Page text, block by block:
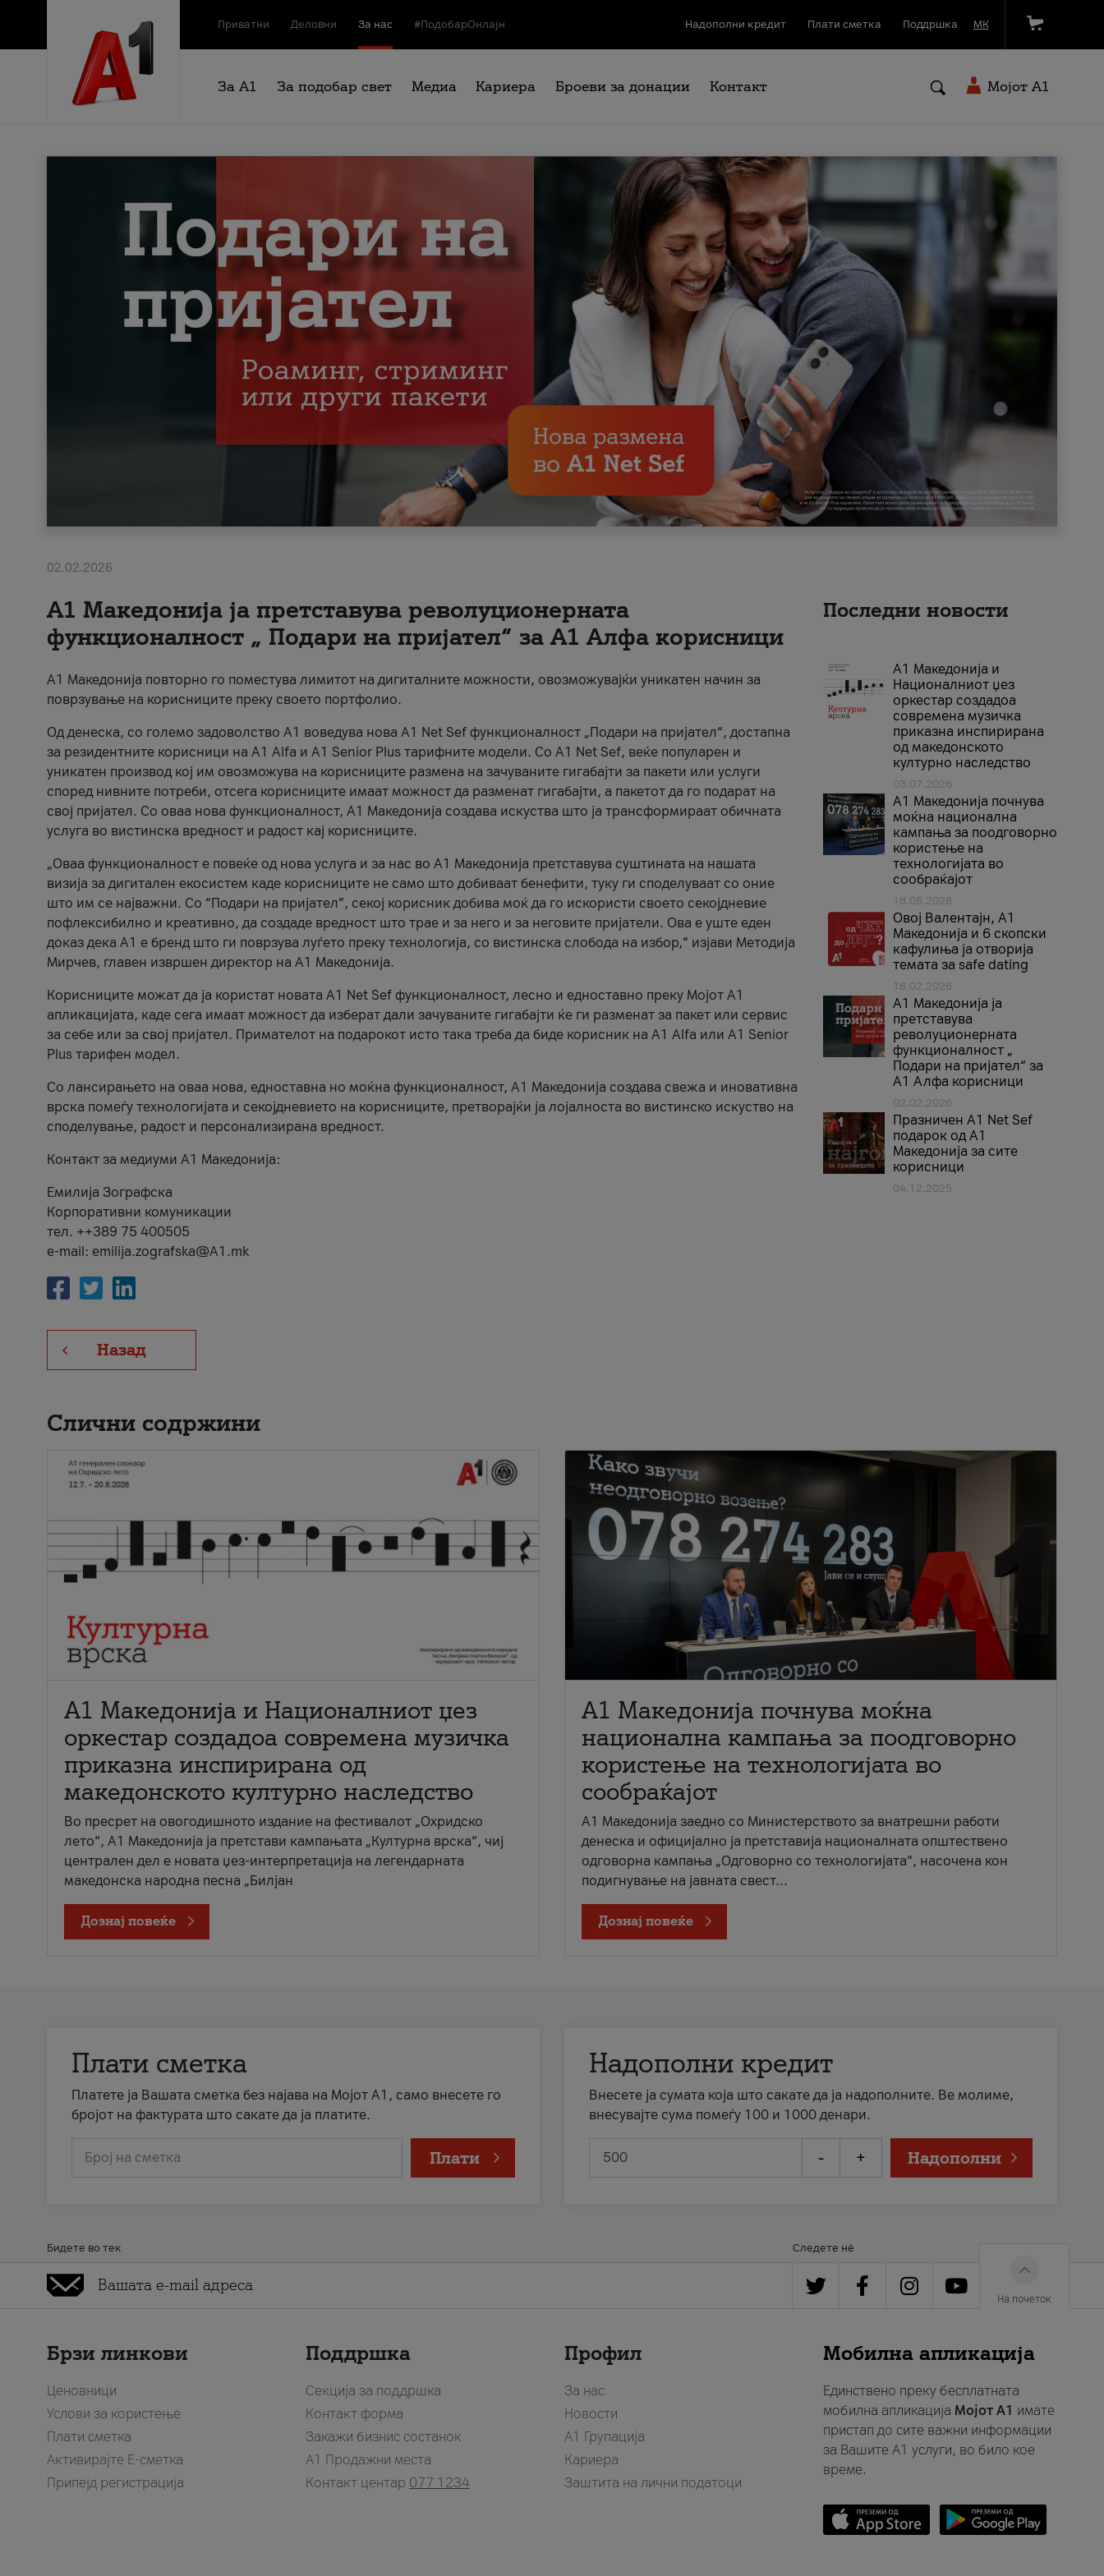
Приватни Деловни За нас #ПодобарОнлајн Надополни кредит Плати сметка Поддршка МК
За А1 За подобар свет Медиа Кариера Броеви за донации Контакт Мојот A1
02.02.2026
А1 Македонија ја претставува револуционерната
функционалност „ Подари на пријател“ за А1 Алфа корисници
А1 Македонија повторно го поместува лимитот на дигиталните можности, овозможувајќи уникатен начин за
поврзување на корисниците преку своето портфолио.
Од денеска, со големо задоволство А1 воведува нова A1 Net Sef функционалност „Подари на пријател“, достапна
за резидентните корисници на А1 Alfa и A1 Senior Plus тарифните модели. Со A1 Net Sef, веќе популарен и
уникатен производ кој им овозможува на корисниците размена на зачуваните гигабајти за пакети или услуги
според нивните потреби, отсега корисниците имаат можност да разменат гигабајти, а пакетот да го подарат на
свој пријател. Со оваа нова функционалност, А1 Македонија создава искуства што ја трансформираат обичната
услуга во вистинска вредност и радост кај корисниците.
„Оваа функционалност е повеќе од нова услуга и за нас во А1 Македонија претставува суштината на нашата
визија за дигитален екосистем каде корисниците не само што добиваат бенефити, туку ги споделуваат со оние
што им се најважни. Со “Подари на пријател”, секој корисник добива моќ да го искористи своето секојдневие
пофлексибилно и креативно, да создаде вредност што трае и за него и за неговите пријатели. Ова е уште еден
доказ дека А1 е бренд што ги поврзува луѓето преку технологија, со вистинска слобода на избор,“ изјави Методија
Мирчев, главен извршен директор на А1 Македонија.
Корисниците можат да ја користат новата А1 Net Sef функционалност, лесно и едноставно преку Мојот А1
апликацијата, каде сега имаат можност да изберат дали зачуваните гигабајти ќе ги разменат за пакет или сервис
за себе или за свој пријател. Примателот на подарокот исто така треба да биде корисник на А1 Alfa или A1 Senior
Plus тарифен модел.
Со лансирањето на оваа нова, едноставна но моќна функционалност, А1 Македонија создава свежа и иновативна
врска помеѓу технологијата и секојдневието на корисниците, претворајќи ја лојалноста во вистинско искуство на
споделување, радост и персонализирана вредност.
Контакт за медиуми А1 Македонија:
Емилија Зографска
Корпоративни комуникации
тел. ++389 75 400505
e-mail: emilija.zografska@A1.mk
Назад
Последни новости
А1 Македонија и
Националниот џез
оркестар создадоа
современа музичка
приказна инспирирана
од македонското
културно наследство
03.07.2026
A1 Македонија почнува
моќна национална
кампања за поодговорно
користење на
технологијата во
сообраќајот
18.05.2026
Овој Валентајн, A1
Македонија и 6 скопски
кафулиња ја отворија
темата за safe dating
16.02.2026
А1 Македонија ја
претставува
револуционерната
функционалност „
Подари на пријател“ за
А1 Алфа корисници
02.02.2026
Празничен A1 Net Sеf
подарок од А1
Македонија за сите
корисници
04.12.2025
Слични содржини
А1 Македонија и Националниот џез
оркестар создадоа современа музичка
приказна инспирирана од
македонското културно наследство
Во пресрет на овогодишното издание на фестивалот „Охридско
лето“, А1 Македонија ја претстави кампањата „Културна врска“, чиј
централен дел е новата џез-интерпретација на легендарната
македонска народна песна „Билјан
Дознај повеќе
A1 Македонија почнува моќна
национална кампања за поодговорно
користење на технологијата во
сообраќајот
A1 Македонија заедно со Министерството за внатрешни работи
денеска и официјално ја претставија националната општествено
одговорна кампања „Одговорно со технологијата“, насочена кон
подигнување на јавната свест...
Дознај повеќе
Плати сметка
Платете ја Вашата сметка без најава на Мојот А1, само внесете го
бројот на фактурата што сакате да ја платите.
Број на сметка Плати
Надополни кредит
Внесете ја сумата која што сакате да ја надополните. Ве молиме,
внесувајте сума помеѓу 100 и 1000 денари.
- + Надополни
Бидете во тек Следете нè
На почеток
Брзи линкови
Ценовници
Услови за користење
Плати сметка
Активирајте Е-сметка
Припејд регистрација
Поддршка
Секција за поддршка
Контакт форма
Закажи бизнис состанок
A1 Продажни места
Контакт центар 077 1234
Профил
За нас
Новости
А1 Групација
Кариера
Заштита на лични податоци
Мобилна апликација
Единствено преку бесплатната
мобилна апликација Мојот A1 имате
пристап до сите важни информации
за Вашите A1 услуги, во било кое
време.